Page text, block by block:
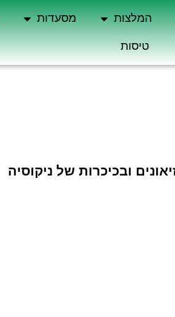
המלצות מסעדות
טיסות
ובכיכרות של ניקוסיה